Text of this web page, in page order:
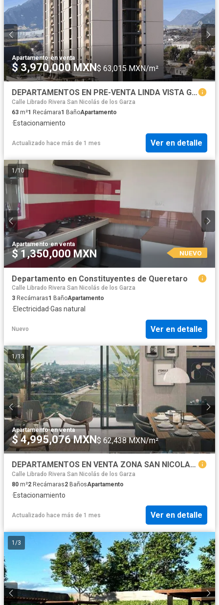
Apartamento·en venta
$ 3,970,000 MXN$ 63,015 MXN/m²
DEPARTAMENTOS EN PRE-VENTA LINDA VISTA GUADALUPE, N.L.
Calle Librado Rivera San Nicolás de los Garza
63 m²1 Recámara1 BañoApartamento
·Estacionamiento
Actualizado hace más de 1 mes Ver en detalle
1 /10
Apartamento·en venta
$ 1,350,000 MXN NUEVO
Departamento en Constituyentes de Queretaro
Calle Librado Rivera San Nicolás de los Garza
3 Recámaras1 BañoApartamento
·Electricidad·Gas natural
Nuevo Ver en detalle
1/13
Apartamento·en venta
$ 4,995,076 MXN$ 62,438 MXN/m²
DEPARTAMENTOS EN VENTA ZONA SAN NICOLAS DE LOS GARZA, N.L.
Calle Librado Rivera San Nicolás de los Garza
80 m²2 Recámaras2 BañosApartamento
·Estacionamiento
Actualizado hace más de 1 mes Ver en detalle
1 /3